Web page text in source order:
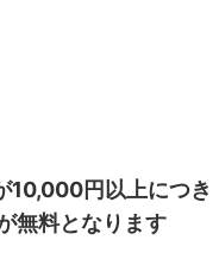
10,000円以上につき
無料となります